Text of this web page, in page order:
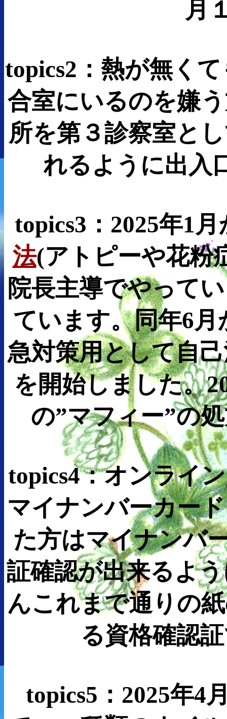
月
topics2：熱が無く
合室にいるのを嫌
所を第３診察室と
れるように出入
topics3：2025年1
法(アトピーや花粉
院長主導でやって
ています。同年6
急対策用として自
を開始しました。
の”マフィー”の
topics4：オンライ
マイナンバーカー
た方はマイナンバ
証確認が出来るよ
んこれまで通りの
る資格確認
topics5：2025年4